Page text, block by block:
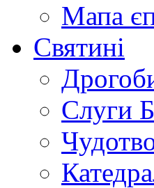
Мапа
Святині
Слуги